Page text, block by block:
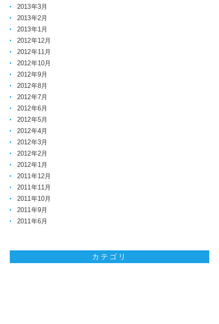
2013年3月
2013年2月
2013年1月
2012年12月
2012年11月
2012年10月
2012年9月
2012年8月
2012年7月
2012年6月
2012年5月
2012年4月
2012年3月
2012年2月
2012年1月
2011年12月
2011年11月
2011年10月
2011年9月
2011年6月
カテゴリ